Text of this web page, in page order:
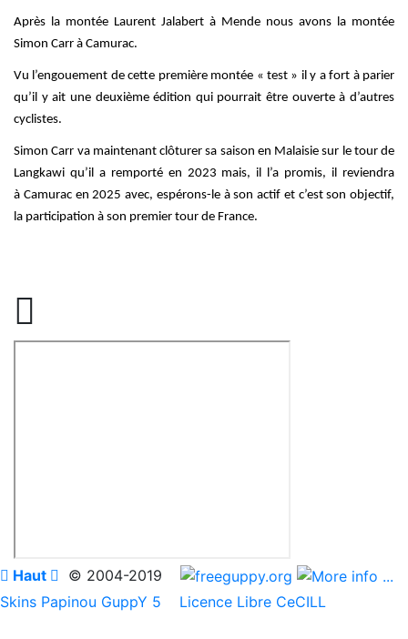
Après la montée Laurent Jalabert à Mende nous avons la montée
Simon Carr à Camurac.
Vu l’engouement de cette première montée « test » il y a fort à parier
qu’il y ait une deuxième édition qui pourrait être ouverte à d’autres
cyclistes.
Simon Carr va maintenant clôturer sa saison en Malaisie sur le tour de
Langkawi qu’il a remporté en 2023 mais, il l’a promis, il reviendra
à Camurac en 2025 avec, espérons-le à son actif et c’est son objectif,
la participation à son premier tour de France.

 Haut  © 2004-2019
Skins Papinou GuppY 5
Licence Libre CeCILL